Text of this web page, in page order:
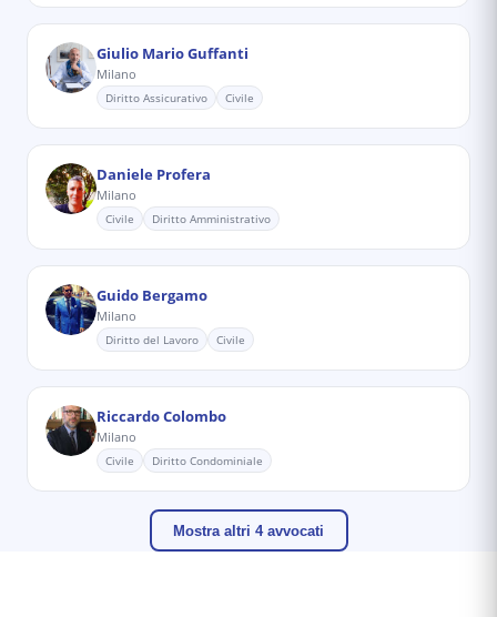
Giulio Mario Guffanti
Milano
Diritto Assicurativo Civile
Daniele Profera
Milano
Civile Diritto Amministrativo
Guido Bergamo
Milano
Diritto del Lavoro Civile
Riccardo Colombo
Milano
Civile Diritto Condominiale
Mostra altri 4 avvocati